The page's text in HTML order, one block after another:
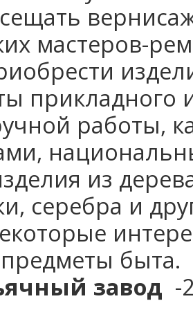
мастеров-
прикладного
работы,
из
серебра и
быта.
завод -